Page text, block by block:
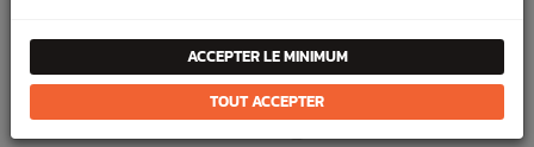
DANSLA MÊME
CATÉGORIE
ACCEPTER LE MINIMUM
TOUT ACCEPTER